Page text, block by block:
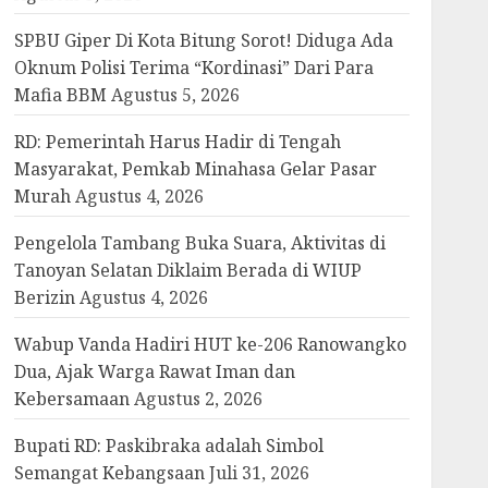
SPBU Giper Di Kota Bitung Sorot! Diduga Ada
Oknum Polisi Terima “Kordinasi” Dari Para
Mafia BBM Agustus 5, 2026
RD: Pemerintah Harus Hadir di Tengah
Masyarakat, Pemkab Minahasa Gelar Pasar
Murah Agustus 4, 2026
Pengelola Tambang Buka Suara, Aktivitas di
Tanoyan Selatan Diklaim Berada di WIUP
Berizin Agustus 4, 2026
Wabup Vanda Hadiri HUT ke-206 Ranowangko
Dua, Ajak Warga Rawat Iman dan
Kebersamaan Agustus 2, 2026
Bupati RD: Paskibraka adalah Simbol
Semangat Kebangsaan Juli 31, 2026